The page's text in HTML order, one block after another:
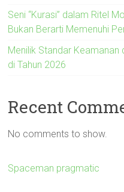
Seni “Kurasi” dalam Ritel
Bukan Berarti Memenuhi
Menilik Standar Keamanan
di Tahun 2026
Recent
No comments to show.
Spaceman pragmatic